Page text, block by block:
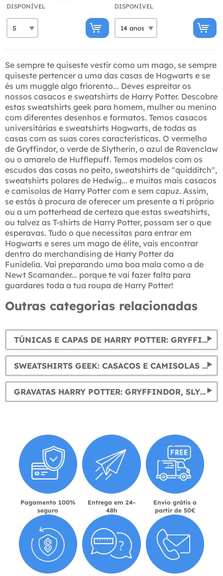
DISPONÍVEL DISPONÍVEL
Se sempre te quiseste vestir como um mago, se sempre
quiseste pertencer a uma das casas de Hogwarts e se
és um muggle algo friorento... Deves espreitar os
nossos casacos e sweatshirts de Harry Potter. Descobre
estas sweatshirts geek para homem, mulher ou menino
com diferentes desenhos e formatos. Temos casacos
universitárias e sweatshirts Hogwarts, de todas as
casas com as suas cores características. O vermelho
de Gryffindor, o verde de Slytherin, o azul de Ravenclaw
ou o amarelo de Hufflepuff. Temos modelos com os
escudos das casas no peito, sweatshirts de "quidditch",
sweatshirts polares de Hedwig... e muitas mais casacos
e camisolas de Harry Potter com e sem capuz. Assim,
se estás à procura de oferecer um presente a ti próprio
ou a um potterhead de certeza que estas sweatshirts,
ou talvez as T-shirts de Harry Potter, possam ser o que
esperavas. Tudo o que necessitas para entrar em
Hogwarts e seres um mago de élite, vais encontrar
dentro do merchandising de Harry Potter da
Funidelia. Vai preparando uma boa mala como a de
Newt Scamander... porque te vai fazer falta para
guardares toda a tua roupa de Harry Potter!
Outras categorias relacionadas
TÚNICAS E CAPAS DE HARRY POTTER: GRYFFINDOR, SLYTHERIN, RAVENCLAW E HUFFLEPUFF
SWEATSHIRTS GEEK: CASACOS E CAMISOLAS GEEK ORIGINAIS
GRAVATAS HARRY POTTER: GRYFFINDOR, SLYTHERIN, HUFFLEPUFF E RAVENCLAW
Pagamento 100%
seguro
Entrega em 24-
48h
Envio grátis a
partir de 50€